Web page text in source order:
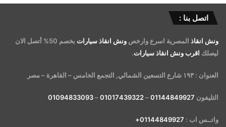
اتصل بنا :
ونش انقاذ المصرية اسرع وارخص ونش انقاذ سيارات
بخصم 50% أتصل الان
ليصلك اقرب ونش انقاذ سيارات.
العنوان : ١٩٣ شارع التسعين الشمالي, التجمع الخامس – القاهرة – مصر
التليفون 01144849927
–
01017439322
–
01094833093
واتــس اب : 01144849927+